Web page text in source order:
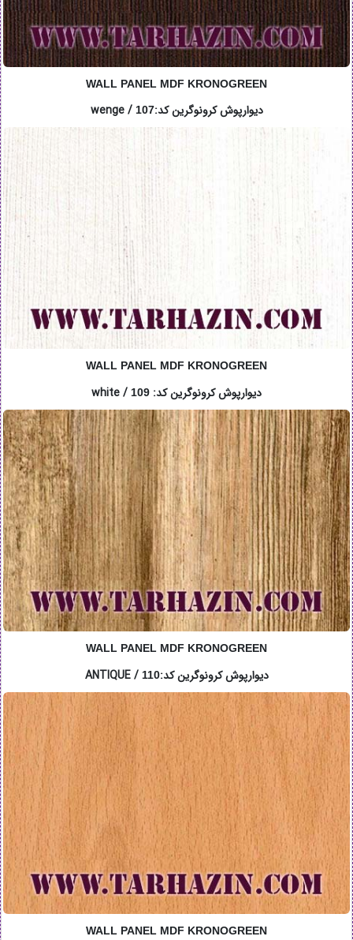
WALL PANEL MDF KRONOGREEN
دیوارپوش کرونوگرین کد:wenge /107
WALL PANEL MDF KRONOGREEN
دیوارپوش کرونوگرین کد: white / 109
WALL PANEL MDF KRONOGREEN
دیوارپوش کرونوگرین کد:ANTIQUE /110
WALL PANEL MDF KRONOGREEN